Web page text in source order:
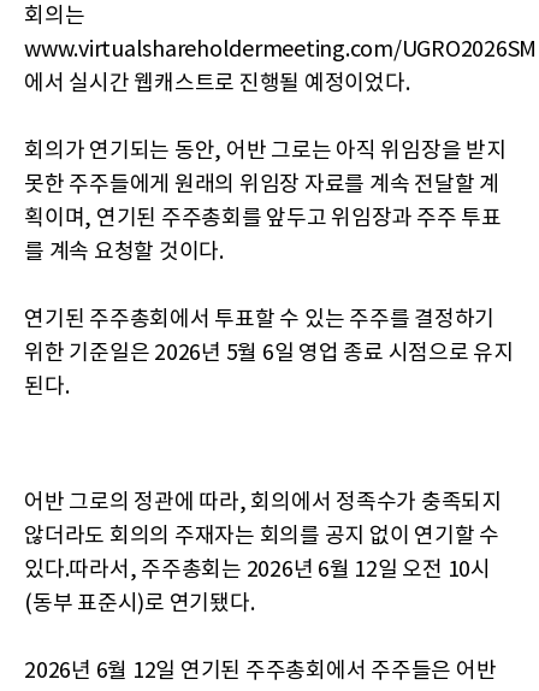
회의는
www.virtualshareholdermeeting.com/UGRO2026SM
에서 실시간 웹캐스트로 진행될 예정이었다.
회의가 연기되는 동안, 어반 그로는 아직 위임장을 받지
못한 주주들에게 원래의 위임장 자료를 계속 전달할 계
획이며, 연기된 주주총회를 앞두고 위임장과 주주 투표
를 계속 요청할 것이다.
연기된 주주총회에서 투표할 수 있는 주주를 결정하기
위한 기준일은 2026년 5월 6일 영업 종료 시점으로 유지
된다.
어반 그로의 정관에 따라, 회의에서 정족수가 충족되지
않더라도 회의의 주재자는 회의를 공지 없이 연기할 수
있다.따라서, 주주총회는 2026년 6월 12일 오전 10시
(동부 표준시)로 연기됐다.
2026년 6월 12일 연기된 주주총회에서 주주들은 어반